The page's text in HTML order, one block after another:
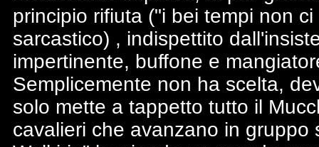
principio rifiuta ("i bei tempi non
sarcastico) , indispettito
impertinente, buffone e
Semplicemente non ha scelta,
solo mette a tappetto tutto il
cavalieri che avanzano in